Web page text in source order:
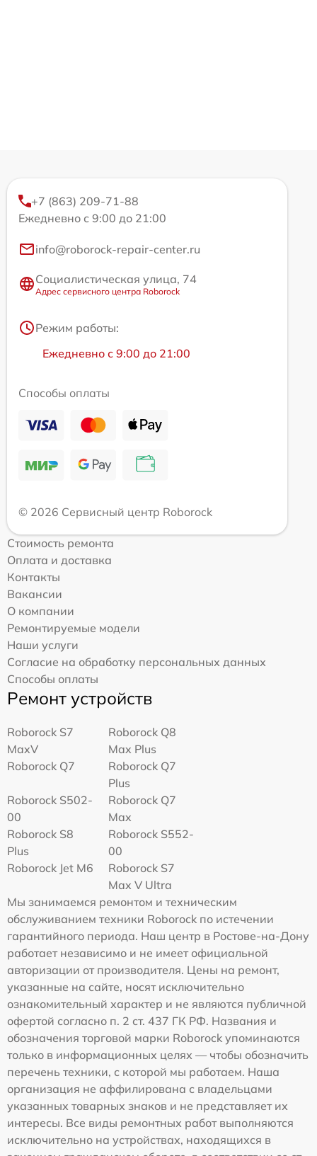
+7 (863) 209-71-88
Ежедневно с 9:00 до 21:00
info@roborock-repair-center.ru
Социалистическая улица, 74
Адрес сервисного центра Roborock
Режим работы:
Ежедневно с 9:00 до 21:00
Способы оплаты
© 2026 Сервисный центр Roborock
Стоимость ремонта
Оплата и доставка
Контакты
Вакансии
О компании
Ремонтируемые модели
Наши услуги
Согласие на обработку персональных данных
Способы оплаты
Ремонт устройств
Roborock S7
MaxV
Roborock Q8
Max Plus
Roborock Q7
Roborock Q7
Plus
Roborock S502-
00
Roborock Q7
Max
Roborock S8
Plus
Roborock S552-
00
Roborock Jet M6
Roborock S7
Max V Ultra
Мы занимаемся ремонтом и техническим
обслуживанием техники Roborock по истечении
гарантийного периода. Наш центр в Ростове-на-Дону
работает независимо и не имеет официальной
авторизации от производителя. Цены на ремонт,
указанные на сайте, носят исключительно
ознакомительный характер и не являются публичной
офертой согласно п. 2 ст. 437 ГК РФ. Названия и
обозначения торговой марки Roborock упоминаются
только в информационных целях — чтобы обозначить
перечень техники, с которой мы работаем. Наша
организация не аффилирована с владельцами
указанных товарных знаков и не представляет их
интересы. Все виды ремонтных работ выполняются
исключительно на устройствах, находящихся в